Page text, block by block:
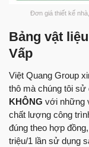
Đơn giá thiết kế
Bảng vật
Vấp
Việt Quang Group
thô mà chúng tôi sử
KHÔNG với những
chất lượng công
đúng theo hợp
triệu/1 lần sử dụng